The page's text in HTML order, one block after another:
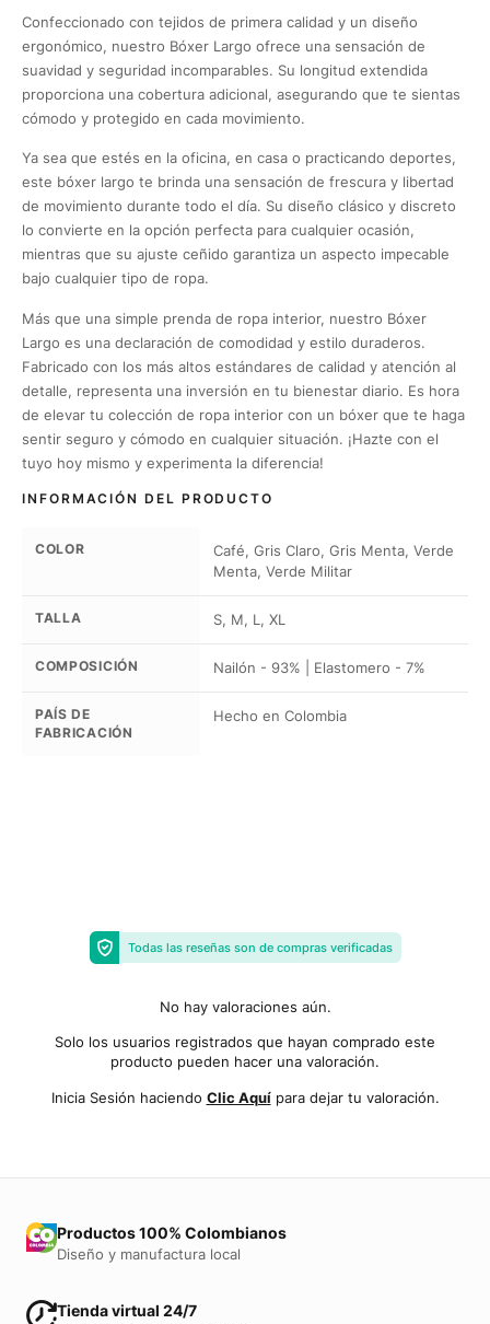
Confeccionado con tejidos de primera calidad y un diseño
ergonómico, nuestro Bóxer Largo ofrece una sensación de
suavidad y seguridad incomparables. Su longitud extendida
proporciona una cobertura adicional, asegurando que te sientas
cómodo y protegido en cada movimiento.
Ya sea que estés en la oficina, en casa o practicando deportes,
este bóxer largo te brinda una sensación de frescura y libertad
de movimiento durante todo el día. Su diseño clásico y discreto
lo convierte en la opción perfecta para cualquier ocasión,
mientras que su ajuste ceñido garantiza un aspecto impecable
bajo cualquier tipo de ropa.
Más que una simple prenda de ropa interior, nuestro Bóxer
Largo es una declaración de comodidad y estilo duraderos.
Fabricado con los más altos estándares de calidad y atención al
detalle, representa una inversión en tu bienestar diario. Es hora
de elevar tu colección de ropa interior con un bóxer que te haga
sentir seguro y cómodo en cualquier situación. ¡Hazte con el
tuyo hoy mismo y experimenta la diferencia!
INFORMACIÓN DEL PRODUCTO
COLOR
Café, Gris Claro, Gris Menta, Verde
Menta, Verde Militar
TALLA S, M, L, XL
COMPOSICIÓN Nailón - 93% | Elastomero - 7%
PAÍS DE
FABRICACIÓN
Hecho en Colombia
Todas las reseñas son de compras verificadas
No hay valoraciones aún.
Solo los usuarios registrados que hayan comprado este
producto pueden hacer una valoración.
Inicia Sesión haciendo Clic Aquípara dejar tu valoración.
Productos 100% Colombianos
Diseño y manufactura local
Tienda virtual 24/7